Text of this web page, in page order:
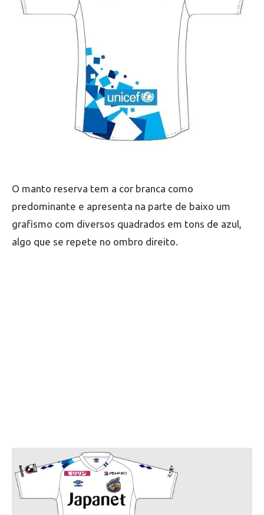
O manto reserva tem a cor branca como
predominante e apresenta na parte de baixo um
grafismo com diversos quadrados em tons de azul,
algo que se repete no ombro direito.